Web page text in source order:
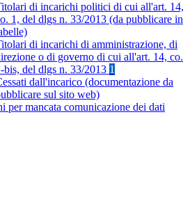
di incarichi politici di cui all'art. 14,
1, del dlgs n. 33/2013 (da pubblicare in
di incarichi di amministrazione, di
o di governo di cui all'art. 14, co.
bis, del dlgs n. 33/2013 1
dall'incarico (documentazione da
sul sito web)
per mancata comunicazione dei dati